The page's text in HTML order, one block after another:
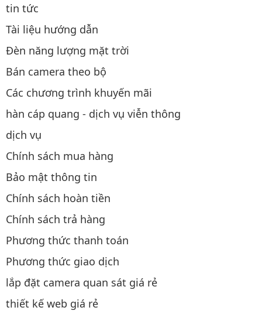
tin tức
Tài liệu hướng dẫn
Đèn năng lượng mặt trời
Bán camera theo bộ
Các chương trình khuyến mãi
hàn cáp quang - dịch vụ viễn thông
dịch vụ
Chính sách mua hàng
Bảo mật thông tin
Chính sách hoàn tiền
Chính sách trả hàng
Phương thức thanh toán
Phương thức giao dịch
lắp đặt camera quan sát giá rẻ
thiết kế web giá rẻ